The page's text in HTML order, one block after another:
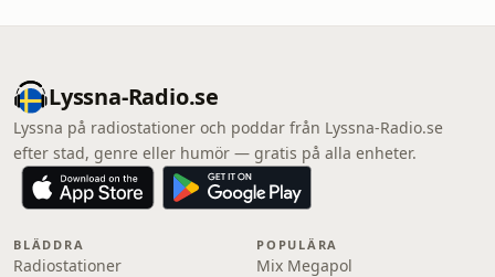
Lyssna-Radio.se
Lyssna på radiostationer och poddar från Lyssna-Radio.se
efter stad, genre eller humör — gratis på alla enheter.
BLÄDDRA
Radiostationer
POPULÄRA
Mix Megapol